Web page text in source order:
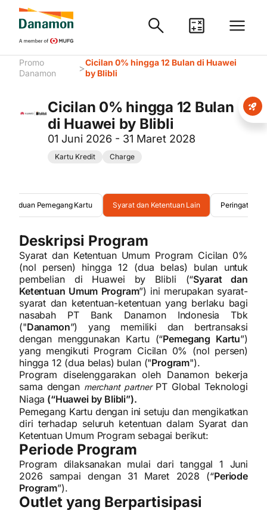
Promo
Danamon
>Cicilan 0% hingga 12 Bulan di Huawei
by Blibli
Cicilan 0% hingga 12 Bulan
di Huawei by Blibli
01 Juni 2026 - 31 Maret 2028
Kartu Kredit Charge
Pemegang Kartu Syarat dan Ketentuan Lain Peringatan
Deskripsi Program
Syarat dan Ketentuan Umum Program Cicilan 0%
(nol persen) hingga 12 (dua belas) bulan untuk
pembelian di Huawei by Blibli (“Syarat dan
Ketentuan Umum Program”) ini merupakan syarat-
syarat dan ketentuan-ketentuan yang berlaku bagi
nasabah PT Bank Danamon Indonesia Tbk
("Danamon”) yang memiliki dan bertransaksi
dengan menggunakan Kartu (“Pemegang Kartu”)
yang mengikuti Program Cicilan 0% (nol persen)
hingga 12 (dua belas) bulan ("Program").
Program diselenggarakan oleh Danamon bekerja
sama dengan merchant partner PT Global Teknologi
Niaga (“Huawei by Blibli”).
Pemegang Kartu dengan ini setuju dan mengikatkan
diri terhadap seluruh ketentuan dalam Syarat dan
Ketentuan Umum Program sebagai berikut:
Periode Program
Program dilaksanakan mulai dari tanggal 1 Juni
2026 sampai dengan 31 Maret 2028 (“Periode
Program”).
Outlet yang Berpartisipasi